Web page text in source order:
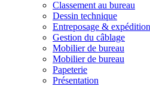
Classement au bureau
Dessin technique
Entreposage & expédition
Gestion du câblage
Mobilier de bureau
Mobilier de bureau
Papeterie
Présentation